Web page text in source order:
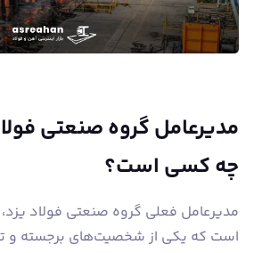
مدیرعامل گروه صنعتی
چه کسی است؟
مدیرعامل فعلی گروه صنعتی فولاد
است که یکی از شخصیت‌های برجسته و